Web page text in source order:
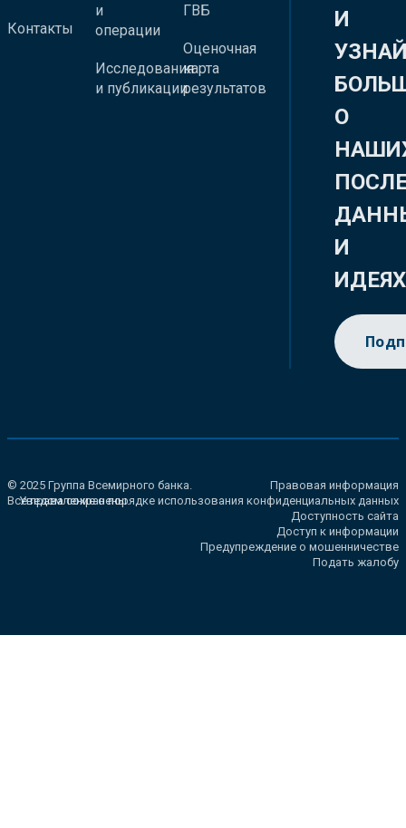
Контакты
и
операции
Исследования
и публикации
ГВБ
Оценочная
карта
результатов
И
О
И
ИДЕЯХ
© 2025 Группа Всемирного банка.
Все права сохранены.
Правовая информация
Уведомление о порядке использования конфиденциальных данных
Доступность сайта
Доступ к информации
Предупреждение о мошенничестве
Подать жалобу